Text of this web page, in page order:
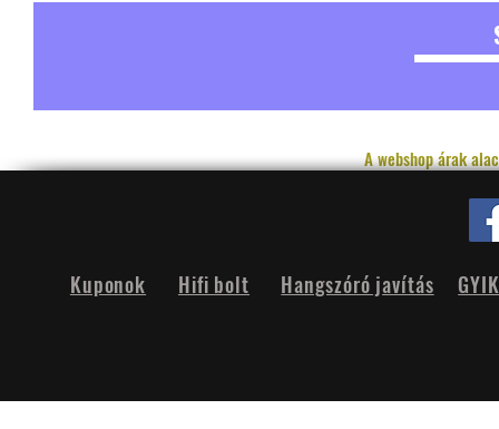
A webshop árak
Hifi bolt
Kuponok Hangszóró javítás GYIK